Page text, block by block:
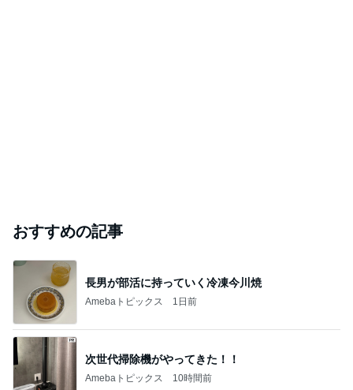
おすすめの記事
長男が部活に持っていく冷凍今川焼
Amebaトピックス 1日前
次世代掃除機がやってきた！！
Amebaトピックス 10時間前